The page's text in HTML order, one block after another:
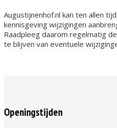
Augustijnenhof.nl kan ten allen
kennisgeving wijzigingen
Raadpleeg daarom regelmatig
te blijven van eventuele
Openingstijden